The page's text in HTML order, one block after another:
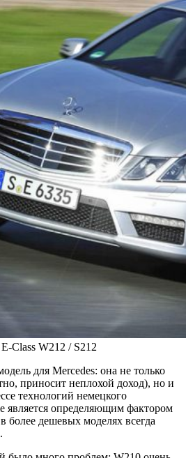
Class W212 / S212
для Mercedes: она не только
приносит неплохой доход), но и
технологий немецкого
является определяющим фактором
более дешевых моделях всегда